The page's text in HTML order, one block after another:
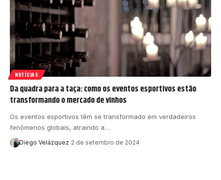
NOTÍCIAS
Da quadra para a taça: como os eventos esportivos estão
transformando o mercado de vinhos
Os eventos esportivos têm se transformado em verdadeiros
fenômenos globais, atraindo a…
Diego Velázquez 2 de setembro de 2024